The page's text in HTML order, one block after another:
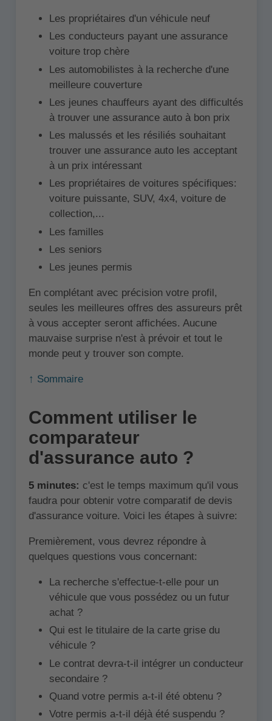
Les propriétaires d'un véhicule neuf
Les conducteurs payant une assurance
voiture trop chère
Les automobilistes à la recherche d'une
meilleure couverture
Les jeunes chauffeurs ayant des difficultés
à trouver une assurance auto à bon prix
Les malussés et les résiliés souhaitant
trouver une assurance auto les acceptant
à un prix intéressant
Les propriétaires de voitures spécifiques:
voiture puissante, SUV, 4x4, voiture de
collection,...
Les familles
Les seniors
Les jeunes permis
En complétant avec précision votre profil,
seules les meilleures offres des assureurs prêt
à vous accepter seront affichées. Aucune
mauvaise surprise n'est à prévoir et tout le
monde peut y trouver son compte.
↑ Sommaire
Comment utiliser le
comparateur
d'assurance auto ?
5 minutes: c'est le temps maximum qu'il vous
faudra pour obtenir votre comparatif de devis
d'assurance voiture. Voici les étapes à suivre:
Premièrement, vous devrez répondre à
quelques questions vous concernant:
La recherche s'effectue-t-elle pour un
véhicule que vous possédez ou un futur
achat ?
Qui est le titulaire de la carte grise du
véhicule ?
Le contrat devra-t-il intégrer un conducteur
secondaire ?
Quand votre permis a-t-il été obtenu ?
Votre permis a-t-il déjà été suspendu ?